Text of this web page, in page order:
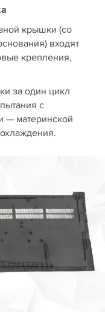
крышки (со
входят
крепления,
за один цикл
с
— материнской